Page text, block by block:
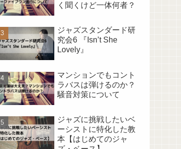
く聞くけど一体何者？
ジャズスタンダード研
究会6 『Isn’t She
Lovely』
マンションでもコント
ラバスは弾けるのか？
騒音対策について
ジャズに挑戦したいベ
ーシストに特化した教
本【はじめてのジャ